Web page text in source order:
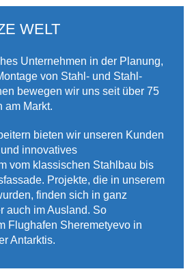
WELT
Unternehmen in der Planung,
von Stahl- und Stahl-
bewegen wir uns seit über 75
am Markt.
bieten wir unseren Kunden
innovatives
vom klassischen Stahlbau bis
Projekte, die in unserem
finden sich in ganz
auch im Ausland. So
Flughafen Sheremetyevo in
Antarktis.